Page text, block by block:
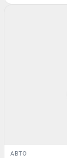
АВТО